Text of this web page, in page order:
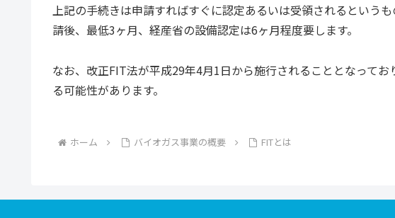
上記の手続きは申請すればすぐに認定あるいは受領されるという
請後、最低3ヶ月、経産省の設備認定は6ヶ月程度要します。
なお、改正FIT法が平成29年4月1日から施行されることとなって
る可能性があります。
ホーム バイオガス事業の概要 FITとは